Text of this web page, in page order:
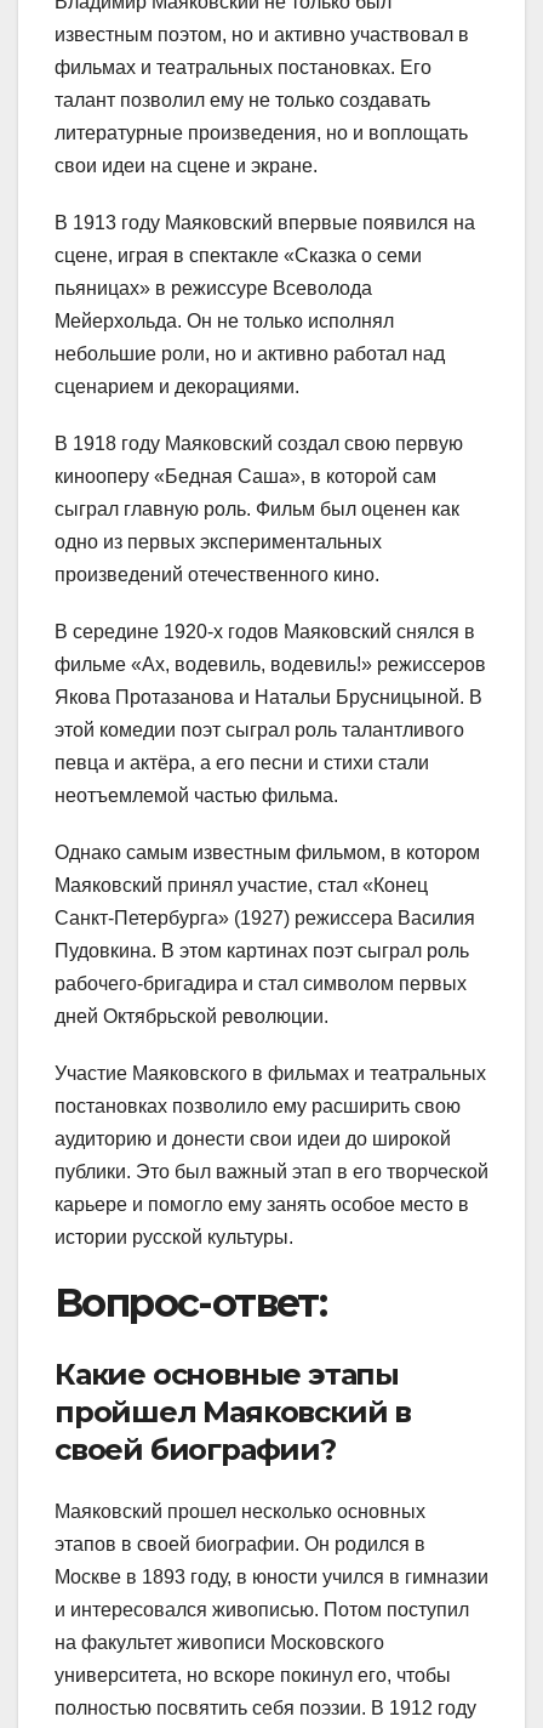
известным поэтом, но и активно участвовал в
фильмах и театральных постановках. Его
талант позволил ему не только создавать
литературные произведения, но и воплощать
свои идеи на сцене и экране.
В 1913 году Маяковский впервые появился на
сцене, играя в спектакле «Сказка о семи
пьяницах» в режиссуре Всеволода
Мейерхольда. Он не только исполнял
небольшие роли, но и активно работал над
сценарием и декорациями.
В 1918 году Маяковский создал свою первую
кинооперу «Бедная Саша», в которой сам
сыграл главную роль. Фильм был оценен как
одно из первых экспериментальных
произведений отечественного кино.
В середине 1920-х годов Маяковский снялся в
фильме «Ах, водевиль, водевиль!» режиссеров
Якова Протазанова и Натальи Брусницыной. В
этой комедии поэт сыграл роль талантливого
певца и актёра, а его песни и стихи стали
неотъемлемой частью фильма.
Однако самым известным фильмом, в котором
Маяковский принял участие, стал «Конец
Санкт-Петербурга» (1927) режиссера Василия
Пудовкина. В этом картинах поэт сыграл роль
рабочего-бригадира и стал символом первых
дней Октябрьской революции.
Участие Маяковского в фильмах и театральных
постановках позволило ему расширить свою
аудиторию и донести свои идеи до широкой
публики. Это был важный этап в его творческой
карьере и помогло ему занять особое место в
истории русской культуры.
Вопрос-ответ:
Какие основные этапы
пройшел Маяковский в
своей биографии?
Маяковский прошел несколько основных
этапов в своей биографии. Он родился в
Москве в 1893 году, в юности учился в гимназии
и интересовался живописью. Потом поступил
на факультет живописи Московского
университета, но вскоре покинул его, чтобы
полностью посвятить себя поэзии. В 1912 году